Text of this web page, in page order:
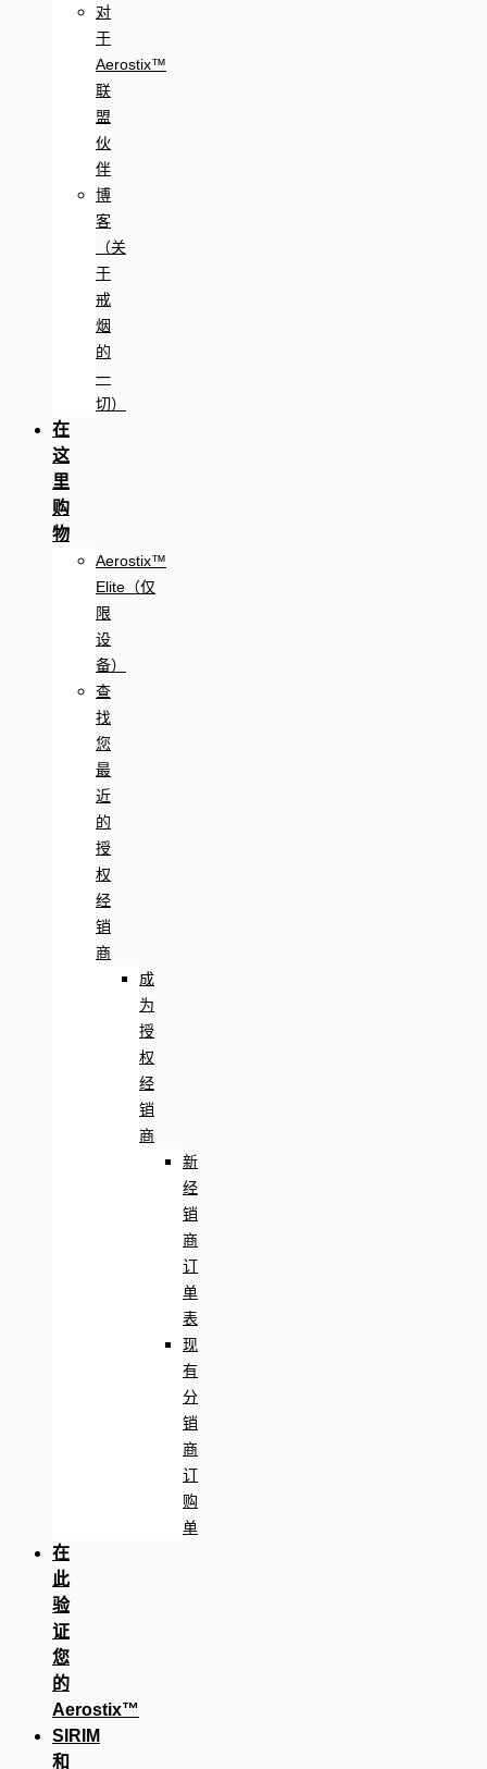
对
于
Aerostix™
联
盟
伙
伴
博
客
（关
于
戒
烟
的
一
切）
在
这
里
购
物
Aerostix™
Elite（仅
限
设
备）
查
找
您
最
近
的
授
权
经
销
商
成
为
授
权
经
销
商
新
经
销
商
订
单
表
现
有
分
销
商
订
购
单
在
此
验
证
您
的
Aerostix™
SIRIM
和